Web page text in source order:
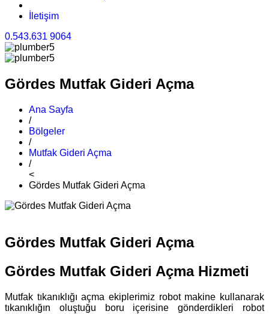
İletişim
0.543.631 9064
Gördes Mutfak Gideri Açma
Ana Sayfa
/
Bölgeler
/
Mutfak Gideri Açma
/
<
Gördes Mutfak Gideri Açma
Gördes Mutfak Gideri Açma
Gördes Mutfak Gideri Açma Hizmeti
Mutfak tıkanıklığı açma ekiplerimiz robot makine kullanarak
tıkanıklığın oluştuğu boru içerisine gönderdikleri robot